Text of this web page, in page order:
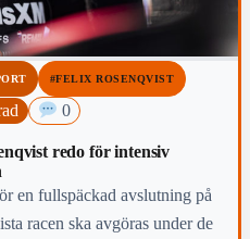
#FELIX ROSENQVIST
0
redo för intensiv
en fullspäckad avslutning på
racen ska avgöras under de